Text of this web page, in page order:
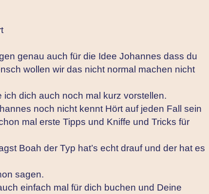
genau auch für die Idee Johannes dass du
wollen wir das nicht normal machen nicht
ich dich auch noch mal kurz vorstellen.
noch nicht kennt Hört auf jeden Fall sein
mal erste Tipps und Kniffe und Tricks für
Boah der Typ hat’s echt drauf und der hat es
sagen.
einfach mal für dich buchen und Deine